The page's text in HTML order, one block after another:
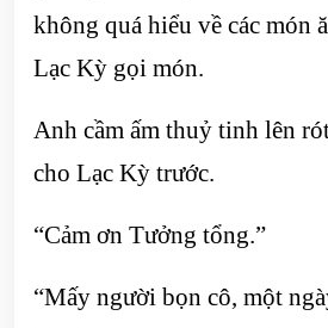
không quá hiểu về các món
Lạc Kỳ gọi món.
Anh cầm ấm thuỷ tinh lên
cho Lạc Kỳ trước.
“Cảm ơn Tưởng tổng.”
“Mấy người bọn cô, một